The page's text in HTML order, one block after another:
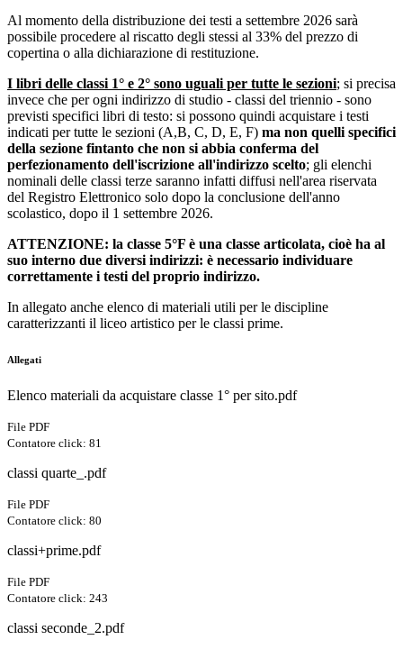
Al momento della distribuzione dei testi a settembre 2026 sarà
possibile procedere al riscatto degli stessi al 33% del prezzo di
copertina o alla dichiarazione di restituzione.
I libri delle classi 1° e 2° sono uguali per tutte le sezioni; si precisa
invece che per ogni indirizzo di studio - classi del triennio - sono
previsti specifici libri di testo: si possono quindi acquistare i testi
indicati per tutte le sezioni (A,B, C, D, E, F) ma non quelli specifici
della sezione fintanto che non si abbia conferma del
perfezionamento dell'iscrizione all'indirizzo scelto; gli elenchi
nominali delle classi terze saranno infatti diffusi nell'area riservata
del Registro Elettronico solo dopo la conclusione dell'anno
scolastico, dopo il 1 settembre 2026.
ATTENZIONE: la classe 5°F è una classe articolata, cioè ha al
suo interno due diversi indirizzi: è necessario individuare
correttamente i testi del proprio indirizzo.
In allegato anche elenco di materiali utili per le discipline
caratterizzanti il liceo artistico per le classi prime.
Allegati
Elenco materiali da acquistare classe 1° per sito.pdf
File PDF
Contatore click: 81
classi quarte_.pdf
File PDF
Contatore click: 80
classi+prime.pdf
File PDF
Contatore click: 243
classi seconde_2.pdf